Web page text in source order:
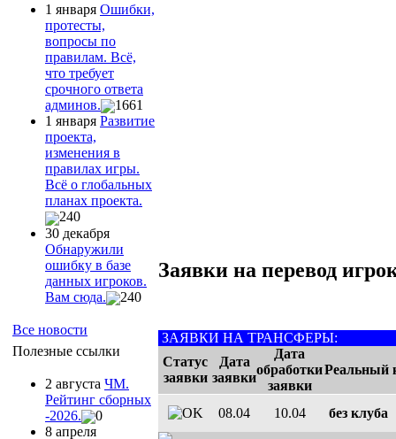
1 января Ошибки,
протесты,
вопросы по
правилам. Всё,
что требует
срочного ответа
админов.
1661
1 января Развитие
проекта,
изменения в
правилах игры.
Всё о глобальных
планах проекта.
240
30 декабря
Обнаружили
ошибку в базе
данных игроков.
Вам сюда.
240
Все новости
Полезные ссылки
2 августа ЧМ.
Рейтинг сборных
-2026.
0
8 апреля
Заявки на перевод
ЗАЯВКИ НА ТРАНСФЕРЫ:
Статус
заявки
Дата
заявки
Дата
обработки
заявки
Реальный
08.04 10.04 без клуба